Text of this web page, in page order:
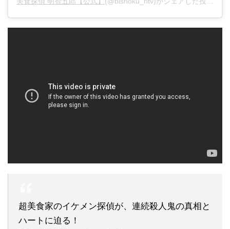
超美食家のイケメン探偵が、連続殺人鬼の真相と
ハートに迫る！